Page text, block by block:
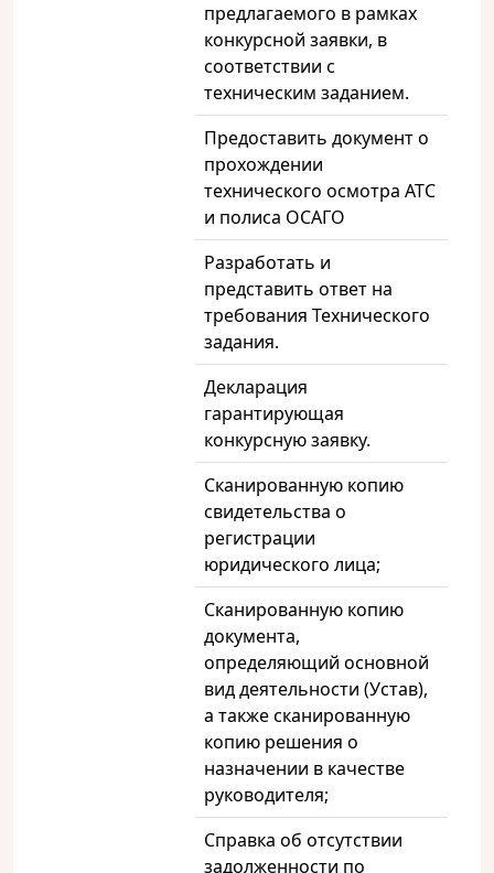
предлагаемого в рамках
конкурсной заявки, в
соответствии с
техническим заданием.
Предоставить документ о
прохождении
технического осмотра АТС
и полиса ОСАГО
Разработать и
представить ответ на
требования Технического
задания.
Декларация
гарантирующая
конкурсную заявку.
Сканированную копию
свидетельства о
регистрации
юридического лица;
Сканированную копию
документа,
определяющий основной
вид деятельности (Устав),
а также сканированную
копию решения о
назначении в качестве
руководителя;
Справка об отсутствии
задолженности по